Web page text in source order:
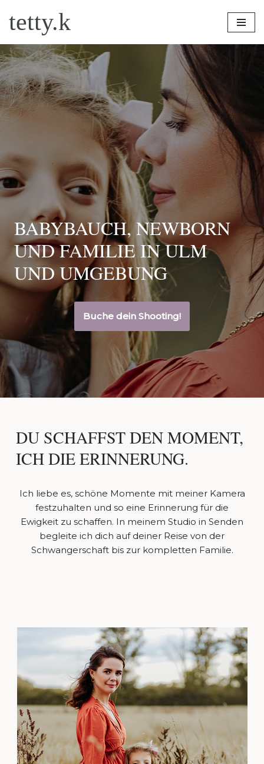
Zum
Inhalt
springen
tetty.k
BABYBAUCH, NEWBORN
UND FAMILIE IN ULM
UND UMGEBUNG
Buche dein Shooting!
DU SCHAFFST DEN MOMENT,
ICH DIE ERINNERUNG.
Ich liebe es, schöne Momente mit meiner Kamera
festzuhalten und so eine Erinnerung für die
Ewigkeit zu schaffen. In meinem Studio in Senden
begleite ich dich auf deiner Reise von der
Schwangerschaft bis zur kompletten Familie.